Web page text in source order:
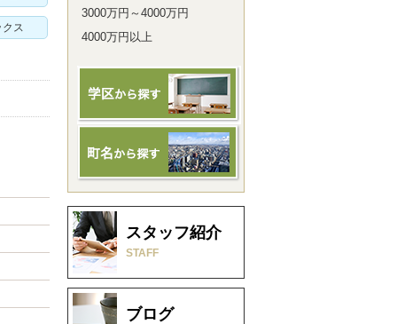
ス
3000万円～4000万円
4000万円以上
スタッフ紹介
STAFF
ブログ